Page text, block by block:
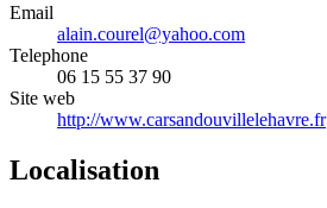
Email
alain.courel@yahoo.com
Telephone
06 15 55 37 90
Site web
http://www.carsandouvillelehavre.fr
Localisation